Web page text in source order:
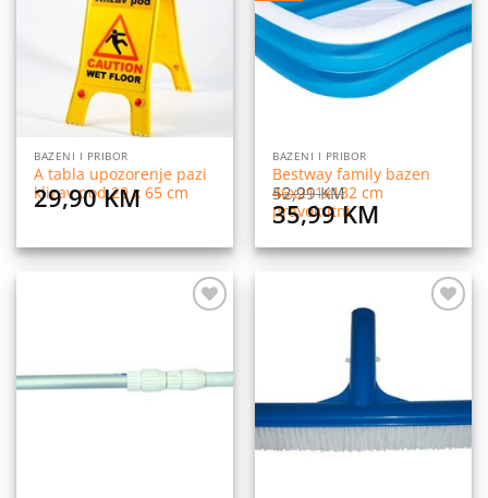
BAZENI I PRIBOR
A tabla upozorenje pazi
klizav pod 20 x 65 cm
29,90KM
listu
želja
BAZENI I PRIBOR
Bestway family bazen
46x211x132 cm
pravokutni
52,99KM
Original
price
was:
35,99KM
is:
35,99
želja